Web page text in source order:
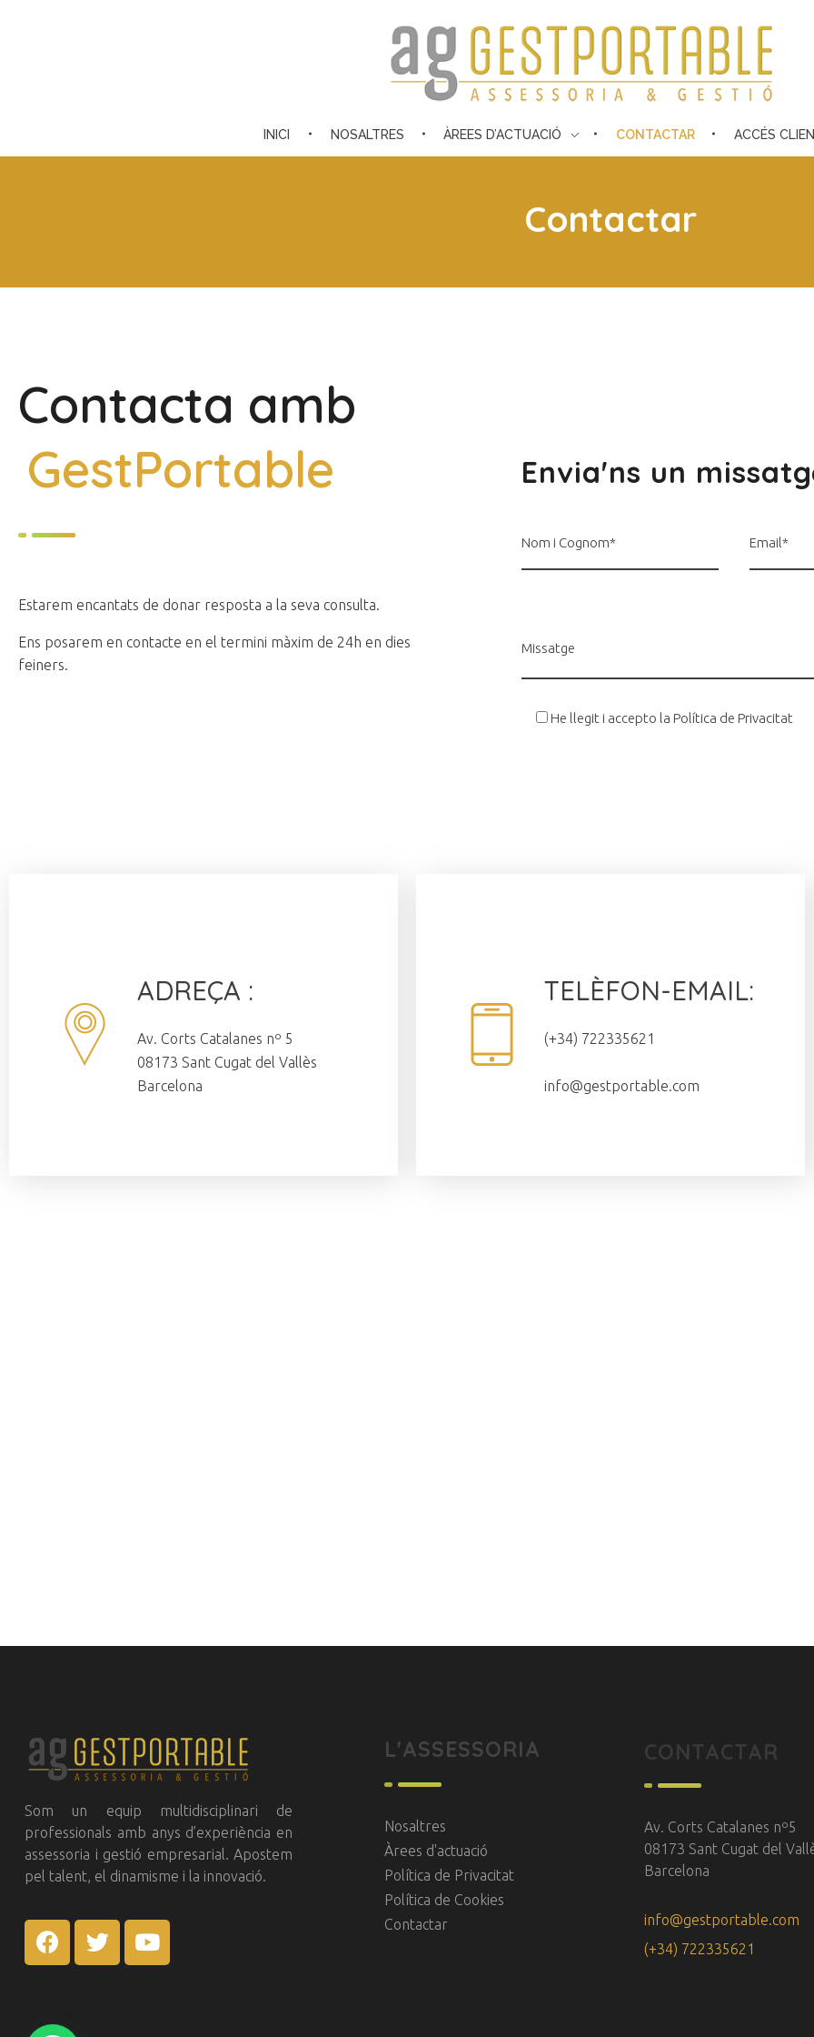
INICI
NOSALTRES ÀREES D’ACTUACIÓ CONTACTAR ACCÉS
Contactar
Contacta amb
GestPortable
Estarem encantats de donar resposta a la seva consulta.
Ens posarem en contacte en el termini màxim de 24h en dies
feiners.
Envia'ns un
Nom i Cognom* Email*
Missatge
He llegit i accepto la Política de Privacitat
ADREÇA :
Av. Corts Catalanes nº 5
08173 Sant Cugat del Vallès
Barcelona
TELÈFON-EMAIL:
(+34) 722335621
info@gestportable.com
Som un equip multidisciplinari de
professionals amb anys d’experiència en
assessoria i gestió empresarial. Apostem
pel talent, el dinamisme i la innovació.
L'ASSESSORIA
Nosaltres
Àrees d'actuació
Política de Privacitat
Política de Cookies
Contactar
CONTACTAR
Av. Corts Catalanes nº5
08173 Sant Cugat del
Barcelona
info@gestportable.com
(+34) 722335621